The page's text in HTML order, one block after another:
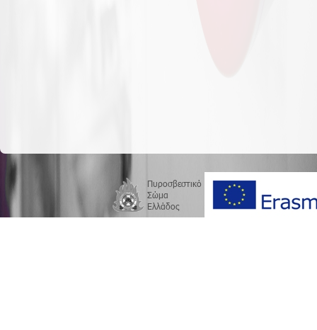
Πυροσβεστικό
Σώμα
Ελλάδος